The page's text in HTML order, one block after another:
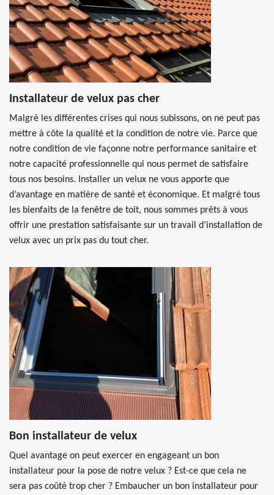
Installateur de velux pas cher
Malgré les différentes crises qui nous subissons, on ne peut pas
mettre à côte la qualité et la condition de notre vie. Parce que
notre condition de vie façonne notre performance sanitaire et
notre capacité professionnelle qui nous permet de satisfaire
tous nos besoins. Installer un velux ne vous apporte que
d’avantage en matière de santé et économique. Et malgré tous
les bienfaits de la fenêtre de toit, nous sommes prêts à vous
offrir une prestation satisfaisante sur un travail d’installation de
velux avec un prix pas du tout cher.
Bon installateur de velux
Quel avantage on peut exercer en engageant un bon
installateur pour la pose de notre velux ? Est-ce que cela ne
sera pas coûté trop cher ? Embaucher un bon installateur pour